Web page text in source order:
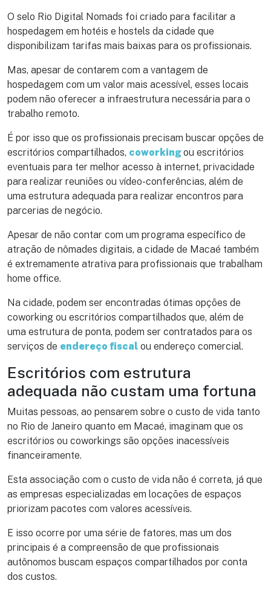
O selo Rio Digital Nomads foi criado para facilitar a
hospedagem em hotéis e hostels da cidade que
disponibilizam tarifas mais baixas para os profissionais.
Mas, apesar de contarem com a vantagem de
hospedagem com um valor mais acessível, esses locais
podem não oferecer a infraestrutura necessária para o
trabalho remoto.
É por isso que os profissionais precisam buscar opções de
escritórios compartilhados, coworkingou escritórios
eventuais para ter melhor acesso à internet, privacidade
para realizar reuniões ou vídeo-conferências, além de
uma estrutura adequada para realizar encontros para
parcerias de negócio.
Apesar de não contar com um programa específico de
atração de nômades digitais, a cidade de Macaé também
é extremamente atrativa para profissionais que trabalham
home office.
Na cidade, podem ser encontradas ótimas opções de
coworking ou escritórios compartilhados que, além de
uma estrutura de ponta, podem ser contratados para os
serviços de endereço fiscal ou endereço comercial.
Escritórios com estrutura
adequada não custam uma fortuna
Muitas pessoas, ao pensarem sobre o custo de vida tanto
no Rio de Janeiro quanto em Macaé, imaginam que os
escritórios ou coworkings são opções inacessíveis
financeiramente.
Esta associação com o custo de vida não é correta, já que
as empresas especializadas em locações de espaços
priorizam pacotes com valores acessíveis.
E isso ocorre por uma série de fatores, mas um dos
principais é a compreensão de que profissionais
autônomos buscam espaços compartilhados por conta
dos custos.